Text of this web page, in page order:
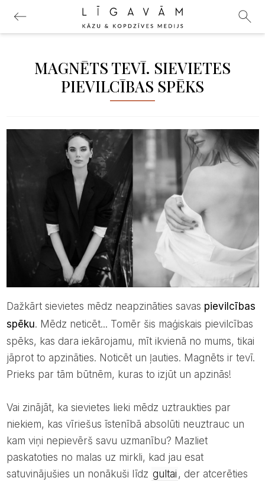
MAGNĒTS TEVĪ. SIEVIETES
PIEVILCĪBAS SPĒKS
Dažkārt sievietes mēdz neapzināties savas pievilcības
spēku. Mēdz neticēt... Tomēr šis maģiskais pievilcības
spēks, kas dara iekārojamu, mīt ikvienā no mums, tikai
jāprot to apzināties. Noticēt un ļauties. Magnēts ir tevī.
Prieks par tām būtnēm, kuras to izjūt un apzinās!
Vai zinājāt, ka sievietes lieki mēdz uztraukties par
niekiem, kas vīriešus īstenībā absolūti neuztrauc un
kam viņi nepievērš savu uzmanību? Mazliet
paskatoties no malas uz mirkli, kad jau esat
satuvinājušies un nonākuši līdz gultai , der atcerēties